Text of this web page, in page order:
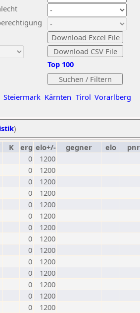
Steiermark Kärnten Tirol Vorarlberg
Top 100
)
K erg elo+/- gegner elo
pnr
0
1200
0
1200
0
1200
0
1200
0
1200
0
1200
0
1200
0
1200
0
1200
0
1200
0
1200
0
1200
0
1200
0
1200